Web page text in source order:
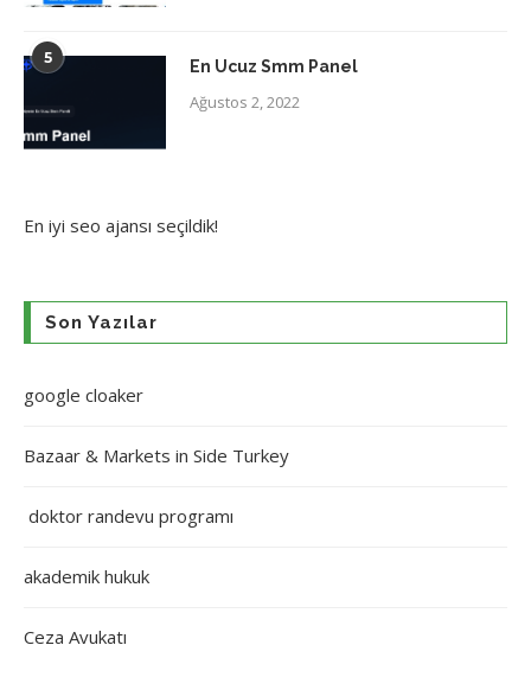
5 En Ucuz Smm Panel
Ağustos 2, 2022
En iyi seo ajansı seçildik!
Son Yazılar
google cloaker
Bazaar & Markets in Side Turkey
doktor randevu programı
akademik hukuk
Ceza Avukatı